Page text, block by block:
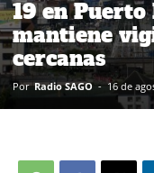
19 en
mantiene
cercanas
Por Radio SAGO - 16 de